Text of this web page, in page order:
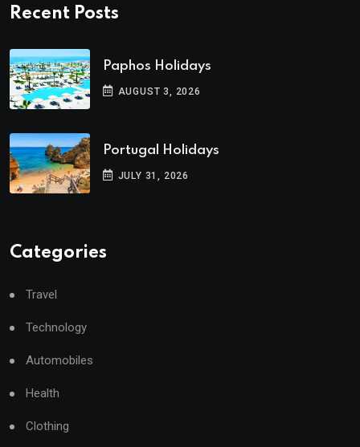
Recent Posts
Paphos Holidays
AUGUST 3, 2026
Portugal Holidays
JULY 31, 2026
Categories
Travel
Technology
Automobiles
Health
Clothing